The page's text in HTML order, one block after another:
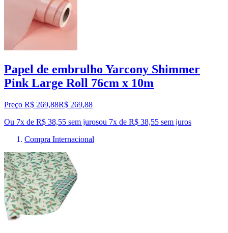
Papel de embrulho Yarcony Shimmer
Pink Large Roll 76cm x 10m
Preço R$ 269,88R$ 269,88
Ou 7x de R$ 38,55 sem jurosou 7x de R$ 38,55 sem juros
Compra Internacional